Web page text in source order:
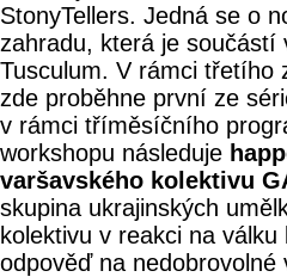
StonyTellers. Jedná se o
zahradu, která je
Tusculum. V rámci třetího
zde proběhne první ze
v rámci tříměsíčního
workshopu následuje
varšavského kolektivu
skupina ukrajinských
kolektivu v reakci na
odpověď na